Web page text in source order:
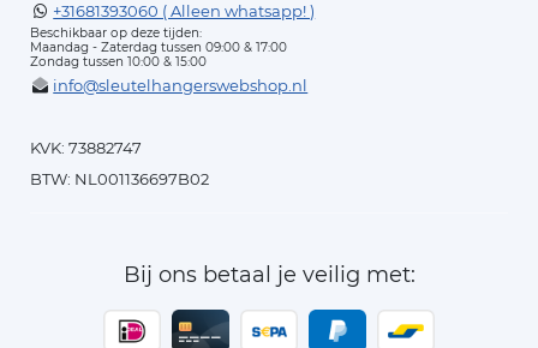
+31681393060 ( Alleen whatsapp! )
Beschikbaar op deze tijden:
Maandag - Zaterdag tussen 09:00 & 17:00
Zondag tussen 10:00 & 15:00
info@sleutelhangerswebshop.nl
KVK: 73882747
BTW: NL001136697B02
Bij ons betaal je veilig met: